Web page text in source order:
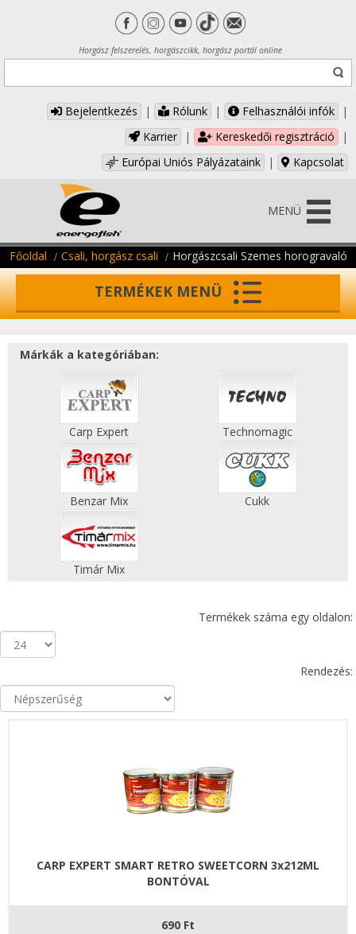
Horgász felszerelés, horgászcikk, horgász portál online
Bejelentkezés | Rólunk | Felhasználói infók
|
Karrier
| Kereskedői regisztráció
|
Európai Uniós Pályázataink
| Kapcsolat
MENÜ
Főoldal Csali, horgász csali Horgászcsali Szemes horogravaló
TERMÉKEK MENÜ
Márkák a kategóriában:
Carp Expert Technomagic
Benzar Mix Cukk
Timár Mix
Termékek száma egy oldalon:
Rendezés:
CARP EXPERT SMART RETRO SWEETCORN 3x212ML
BONTÓVAL
690 Ft